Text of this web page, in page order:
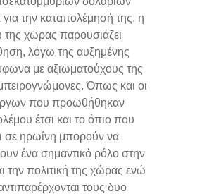
την καταπολέμησή της, η
της χώρας παρουσιάζει
λόγω της αυξημένης
με αξιωματούχους της
Όπως και οι
που προωθήθηκαν
έτσι και το όπιο που
σε ηρωίνη μπορούν να
ένα σημαντικό ρόλο στην
την πολιτική της χώρας ενώ
τους δυο